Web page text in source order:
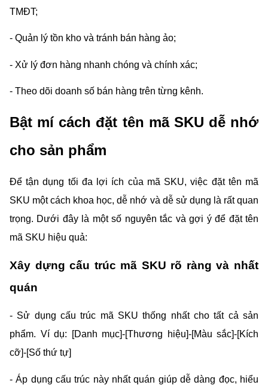
TMĐT;
- Quản lý tồn kho và tránh bán hàng ảo;
- Xử lý đơn hàng nhanh chóng và chính xác;
- Theo dõi doanh số bán hàng trên từng kênh.
Bật mí cách đặt tên mã SKU dễ nhớ
cho sản phẩm
Để tận dụng tối đa lợi ích của mã SKU, việc đặt tên mã
SKU một cách khoa học, dễ nhớ và dễ sử dụng là rất quan
trọng. Dưới đây là một số nguyên tắc và gợi ý để đặt tên
mã SKU hiệu quả:
Xây dựng cấu trúc mã SKU rõ ràng và nhất
quán
- Sử dụng cấu trúc mã SKU thống nhất cho tất cả sản
phẩm. Ví dụ: [Danh mục]-[Thương hiệu]-[Màu sắc]-[Kích
cỡ]-[Số thứ tự]
- Áp dụng cấu trúc này nhất quán giúp dễ dàng đọc, hiểu